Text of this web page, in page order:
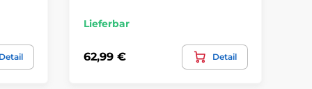
Lieferbar
62,99 € Detail